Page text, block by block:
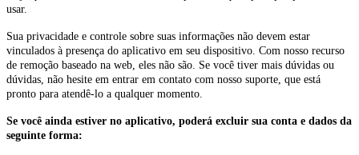
usar.
Sua privacidade e controle sobre suas informações não devem estar
vinculados à presença do aplicativo em seu dispositivo. Com nosso recurso
de remoção baseado na web, eles não são. Se você tiver mais dúvidas ou
dúvidas, não hesite em entrar em contato com nosso suporte, que está
pronto para atendê-lo a qualquer momento.
Se você ainda estiver no aplicativo, poderá excluir sua conta e dados da
seguinte forma: